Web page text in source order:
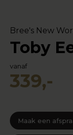
Bree's New
Toby
vanaf
339,-
Maak een